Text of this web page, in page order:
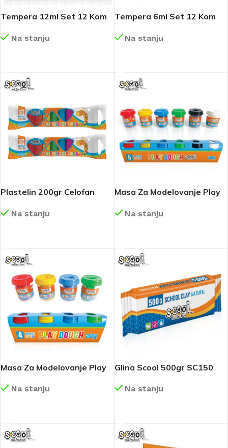
Tempera 12ml Set 12 Kom
Na stanju
Tempera 6ml Set 12 Kom
Na stanju
Plastelin 200gr Celofan
Na stanju
Masa Za Modelovanje Play
Na stanju
Masa Za Modelovanje Play
Na stanju
Glina Scool 500gr SC150
Na stanju